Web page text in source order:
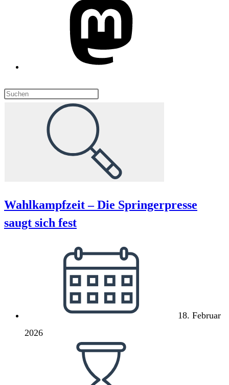
Diese
durchsuchen
Wahlkampfzeit – Die Springerpresse
saugt sich fest
veröffentlicht:
18. Februar
2026